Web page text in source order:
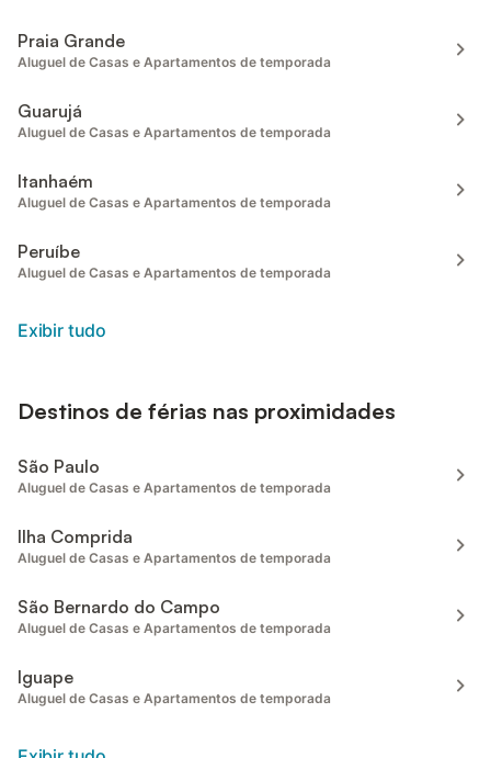
Praia Grande
Aluguel de Casas e Apartamentos de temporada
Guarujá
Aluguel de Casas e Apartamentos de temporada
Itanhaém
Aluguel de Casas e Apartamentos de temporada
Peruíbe
Aluguel de Casas e Apartamentos de temporada
Exibir tudo
Destinos de férias nas proximidades
São Paulo
Aluguel de Casas e Apartamentos de temporada
Ilha Comprida
Aluguel de Casas e Apartamentos de temporada
São Bernardo do Campo
Aluguel de Casas e Apartamentos de temporada
Iguape
Aluguel de Casas e Apartamentos de temporada